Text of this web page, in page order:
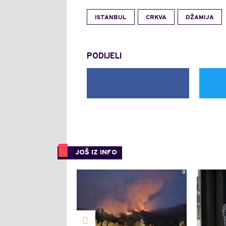
ISTANBUL CRKVA DŽAMIJA
PODIJELI
JOŠ IZ INFO
0